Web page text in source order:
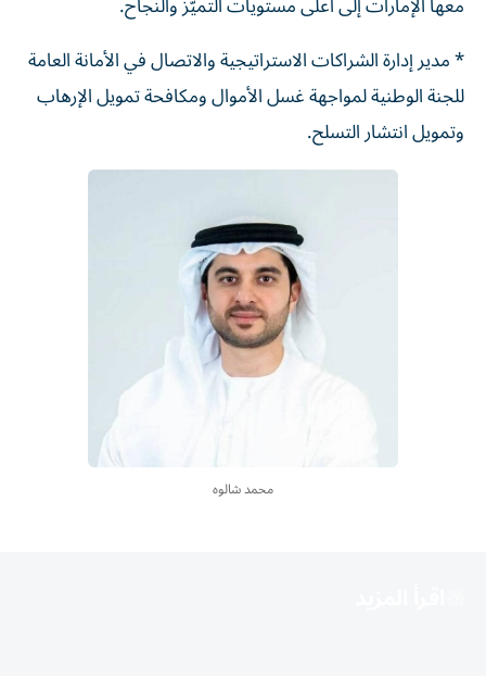
* مدير إدارة الشراكات الاستراتيجية والاتصال في الأمانة العامة
للجنة الوطنية لمواجهة غسل الأموال ومكافحة تمويل الإرهاب
وتمويل انتشار التسلح.
محمد شالوه